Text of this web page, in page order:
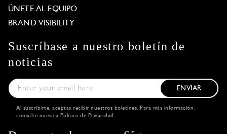
ÚNETE AL EQUIPO
BRAND VISIBILITY
Suscríbase a nuestro boletín de
noticias
ENVIAR
Al suscribirte, aceptas recibir nuestros boletines. Para más información,
consulte nuestra Política de Privacidad.